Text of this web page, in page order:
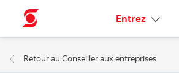
Entrez Liens
Retour au Conseiller aux entreprises